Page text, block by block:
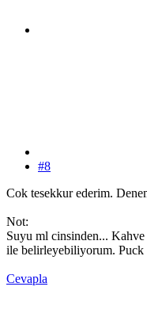
#8
Cok tesekkur ederim.
Not:
Suyu ml cinsinden...
ile belirleyebiliyorum. Puck
Cevapla